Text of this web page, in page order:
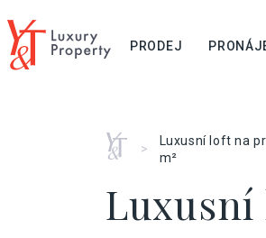
PRODEJ
Home
>
Luxusní loft na
m²
Luxusní